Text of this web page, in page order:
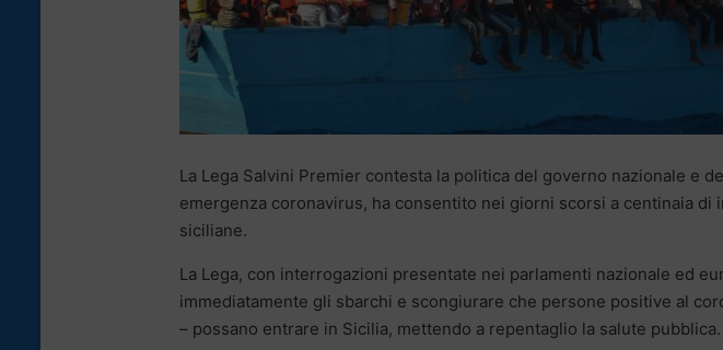
La Lega Salvini Premier contesta la politica del governo nazionale e
emergenza coronavirus, ha consentito nei giorni scorsi a centinaia di
siciliane.
La Lega, con interrogazioni presentate nei parlamenti nazionale ed
immediatamente gli sbarchi e scongiurare che persone positive al
– possano entrare in Sicilia, mettendo a repentaglio la salute pubblica.